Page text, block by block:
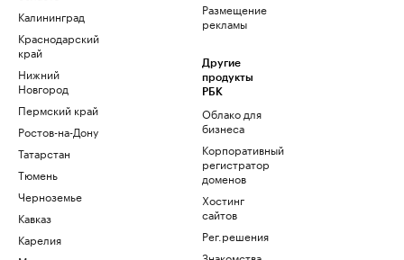
Калининград
Краснодарский
край
Нижний
Новгород
Пермский край
Ростов-на-Дону
Татарстан
Тюмень
Черноземье
Кавказ
Карелия
Размещение
рекламы
Другие
продукты
РБК
Облако для
бизнеса
Корпоративный
регистратор
доменов
Хостинг
сайтов
Рег.решения